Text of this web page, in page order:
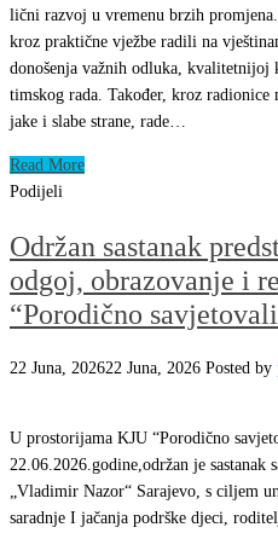
lični razvoj u vremenu brzih
kroz praktične vježbe radili na
donošenja važnih odluka,
timskog rada. Također, kroz
jake i slabe strane, rade…
Read More
Podijeli
Održan sastanak
odgoj, obrazovanje i
“Porodično
22 Juna, 202622 Juna, 2026 Posted by
U prostorijama KJU “Porodično
22.06.2026.godine,održan je sastanak
„Vladimir Nazor“ Sarajevo, s ciljem
saradnje I jačanja podrške djeci,